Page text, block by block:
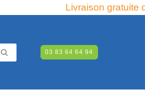
Livraison gratuite
RECHERCHE03 83 64 64 94